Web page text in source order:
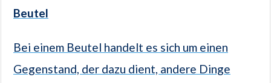
Beutel
Bei einem Beutel handelt es sich um einen
Gegenstand, der dazu dient, andere Dinge